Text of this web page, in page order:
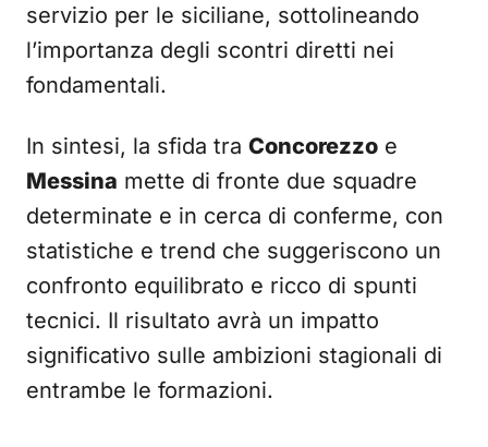
servizio per le siciliane, sottolineando
l’importanza degli scontri diretti nei
fondamentali.
In sintesi, la sfida tra Concorezzo e
Messina mette di fronte due squadre
determinate e in cerca di conferme, con
statistiche e trend che suggeriscono un
confronto equilibrato e ricco di spunti
tecnici. Il risultato avrà un impatto
significativo sulle ambizioni stagionali di
entrambe le formazioni.